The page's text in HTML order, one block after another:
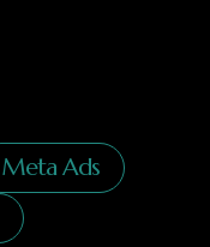
Meta Ads